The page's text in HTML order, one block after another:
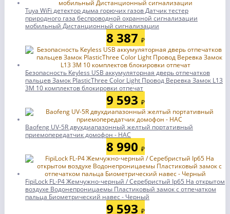
Tuya WiFi детектор дыма горючих газов Датчик тестер
природного газа беспроводной охранной сигнализации
мобильный Дистанционный сигнализации
8 387 ₽
Безопасность Keyless USB аккумуляторная дверь отпечатков
пальцев Замок PlasticThree Color Light Провод Веревка Замок L13
3M 10 комплектов блокировки отпечат
9 593 ₽
Baofeng UV-5R двухдиапазонный желтый портативный
приемопередатчик домофон - НАС
8 990 ₽
FipiLock FL-P4 Жемчужно-черный / Серебристый Ip65 На открытом
воздухе Водонепроницаемы Пластиковый замок с отпечатком
пальца Биометрический навес - Черный
9 593 ₽